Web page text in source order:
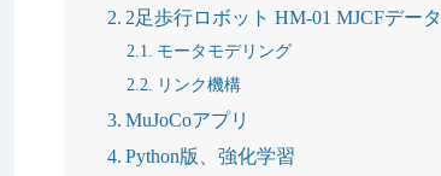
2足歩行ロボット HM-01 MJCFデータ
モータモデリング
リンク機構
MuJoCoアプリ
Python版、強化学習